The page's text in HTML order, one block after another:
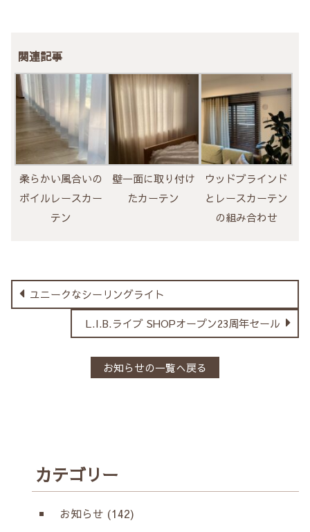
関連記事
柔らかい風合いの
ボイルレースカー
テン
壁一面に取り付け
たカーテン
ウッドブラインド
とレースカーテン
の組み合わせ
ユニークなシーリングライト
L.I.B.ライブ SHOPオープン23周年セール
お知らせの一覧へ戻る
カテゴリー
お知らせ (142)